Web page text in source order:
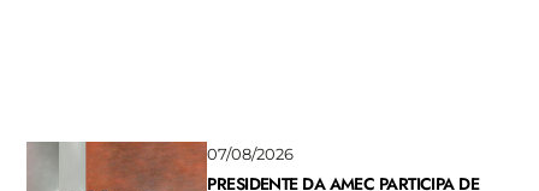
07/08/2026
PRESIDENTE DA AMEC PARTICIPA DE